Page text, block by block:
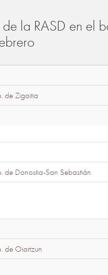
la RASD en el
de Zigoitia
de Donostia-San Sebastián
de Oiartzun